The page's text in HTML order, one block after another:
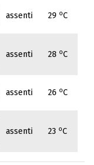
assenti 29 oC
assenti 28 oC
assenti 26 oC
assenti 23 oC